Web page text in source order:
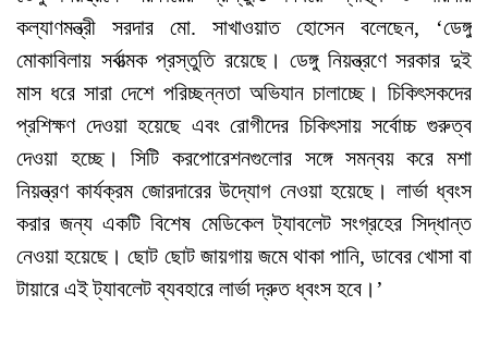
কল্যাণমন্ত্রী সরদার মো. সাখাওয়াত হোসেন বলেছেন, ‘ডেঙ্গু
মোকাবিলায় সর্বাত্মক প্রস্তুতি রয়েছে। ডেঙ্গু নিয়ন্ত্রণে সরকার দুই
মাস ধরে সারা দেশে পরিচ্ছন্নতা অভিযান চালাচ্ছে। চিকিৎসকদের
প্রশিক্ষণ দেওয়া হয়েছে এবং রোগীদের চিকিৎসায় সর্বোচ্চ গুরুত্ব
দেওয়া হচ্ছে। সিটি করপোরেশনগুলোর সঙ্গে সমন্বয় করে মশা
নিয়ন্ত্রণ কার্যক্রম জোরদারের উদ্যোগ নেওয়া হয়েছে। লার্ভা ধ্বংস
করার জন্য একটি বিশেষ মেডিকেল ট্যাবলেট সংগ্রহের সিদ্ধান্ত
নেওয়া হয়েছে। ছোট ছোট জায়গায় জমে থাকা পানি, ডাবের খোসা বা
টায়ারে এই ট্যাবলেট ব্যবহারে লার্ভা দ্রুত ধ্বংস হবে।’